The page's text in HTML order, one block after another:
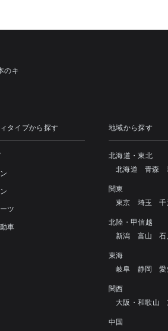
のキ
タイプから探す
ツ
車
地域から探す
北海道・東北
北海道
青森
関東
東京
埼玉 千
北陸・甲信越
新潟
富山 石
東海
岐阜
静岡 愛
関西
大阪・和歌山
中国